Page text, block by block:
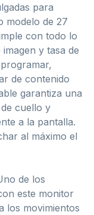
para
modelo de 27
con todo lo
y tasa de
de contenido
garantiza una
cuello y
a la pantalla.
al máximo el
de los
este monitor
los movimientos